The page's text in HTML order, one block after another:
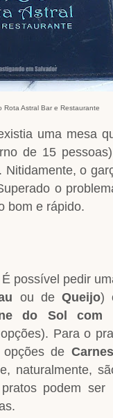
Rota Astral Bar e Restaurante
uma mesa
de 15
o
o
bom e rápido.
possível pedir
ou de Queijo)
do Sol com
Para o
de Carnes
naturalmente,
podem ser